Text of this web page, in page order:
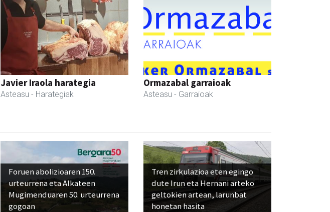
Javier Iraola harategia
Asteasu - Harategiak
Ormazabal garraioak
Asteasu - Garraioak
Foruen abolizioaren 150.
urteurrena eta Alkateen
Mugimenduaren 50. urteurrena
gogoan
Tren zirkulazioa eten egingo
dute Irun eta Hernani arteko
geltokien artean, larunbat
honetan hasita